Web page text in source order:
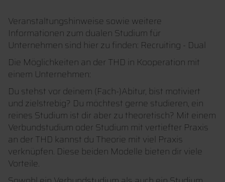
Veranstaltungshinweise sowie weitere
Informationen zum dualen Studium für
Unternehmen sind hier zu finden: Recruiting - Dual
Die Möglichkeiten an der THD in Kooperation mit
einem Unternehmen:
Du stehst vor deinem (Fach-)Abitur, bist motiviert
und zielstrebig? Du möchtest gerne studieren, ein
reines Studium ist dir aber zu theoretisch? Mit einem
Verbundstudium oder Studium mit vertiefter Praxis
an der THD kannst du Theorie mit viel Praxis
verknüpfen. Diese beiden Modelle bieten dir viele
Vorteile.